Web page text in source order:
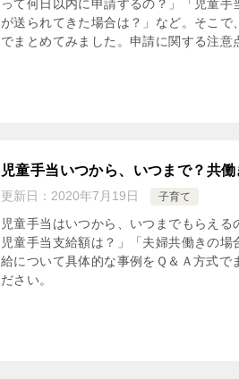
って何日以内に申請するの？」「児童
が送られてきた場合は？」など。そこ
でまとめてみました。申請に関する注意
児童手当いつから、いつまで？共
更新日： 2020年7月19日 子育て
児童手当はいつから、いつまでもらえ
児童手当支給額は？」「夫婦共働きの
給について具体的な事例をＱ＆Ａ方式で
ださい。